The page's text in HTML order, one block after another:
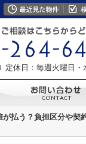
定休日：毎週火曜日・
が払う？負担区分や契